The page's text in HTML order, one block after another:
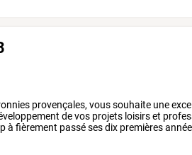
provençales, voussouhaite une
devos projets loisirset
à fièrement passésesdix premières